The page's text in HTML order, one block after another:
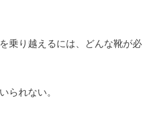
乗り越えるには、どんな靴が必
られない。